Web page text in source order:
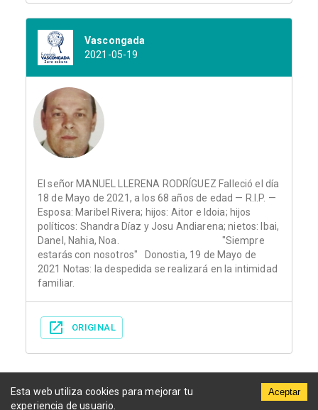
Vascongada
2021-05-19
El señor MANUEL LLERENA RODRÍGUEZ Falleció el día
18 de Mayo de 2021, a los 68 años de edad — R.I.P. —
Esposa: Maribel Rivera; hijos: Aitor e Idoia; hijos
políticos: Shandra Díaz y Josu Andiarena; nietos: Ibai,
Danel, Nahia, Noa. "Siempre
estarás con nosotros" Donostia, 19 de Mayo de
2021 Notas: la despedida se realizará en la intimidad
familiar.
ORIGINAL
Esta web utiliza cookies para mejorar tu
experiencia de usuario.
Aceptar